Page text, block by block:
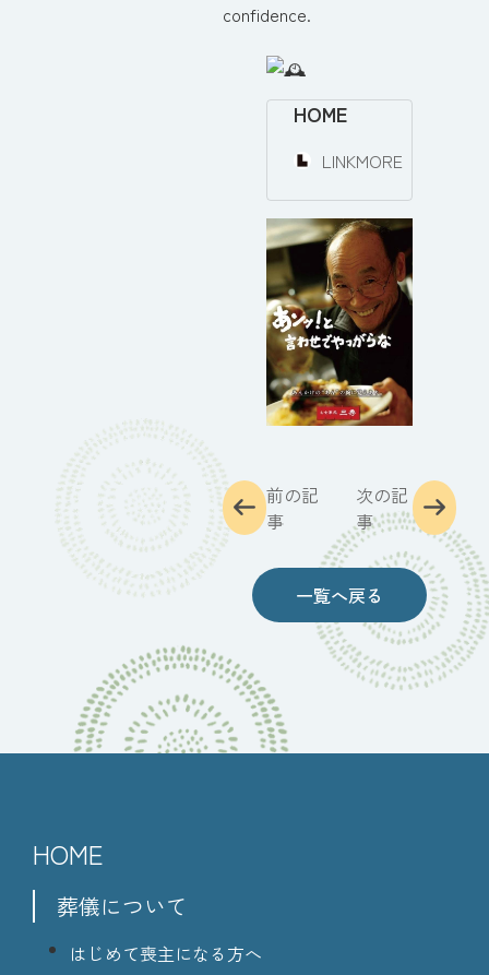
confidence.
HOME
LINKMORE
前の記
事
一覧へ戻る
次の記
事
HOME
葬儀について
はじめて喪主になる方へ